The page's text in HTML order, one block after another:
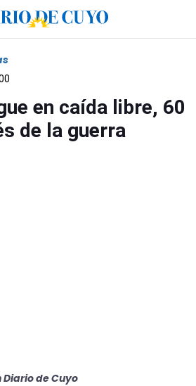
en caída libre, 60
de la guerra
Diario de Cuyo